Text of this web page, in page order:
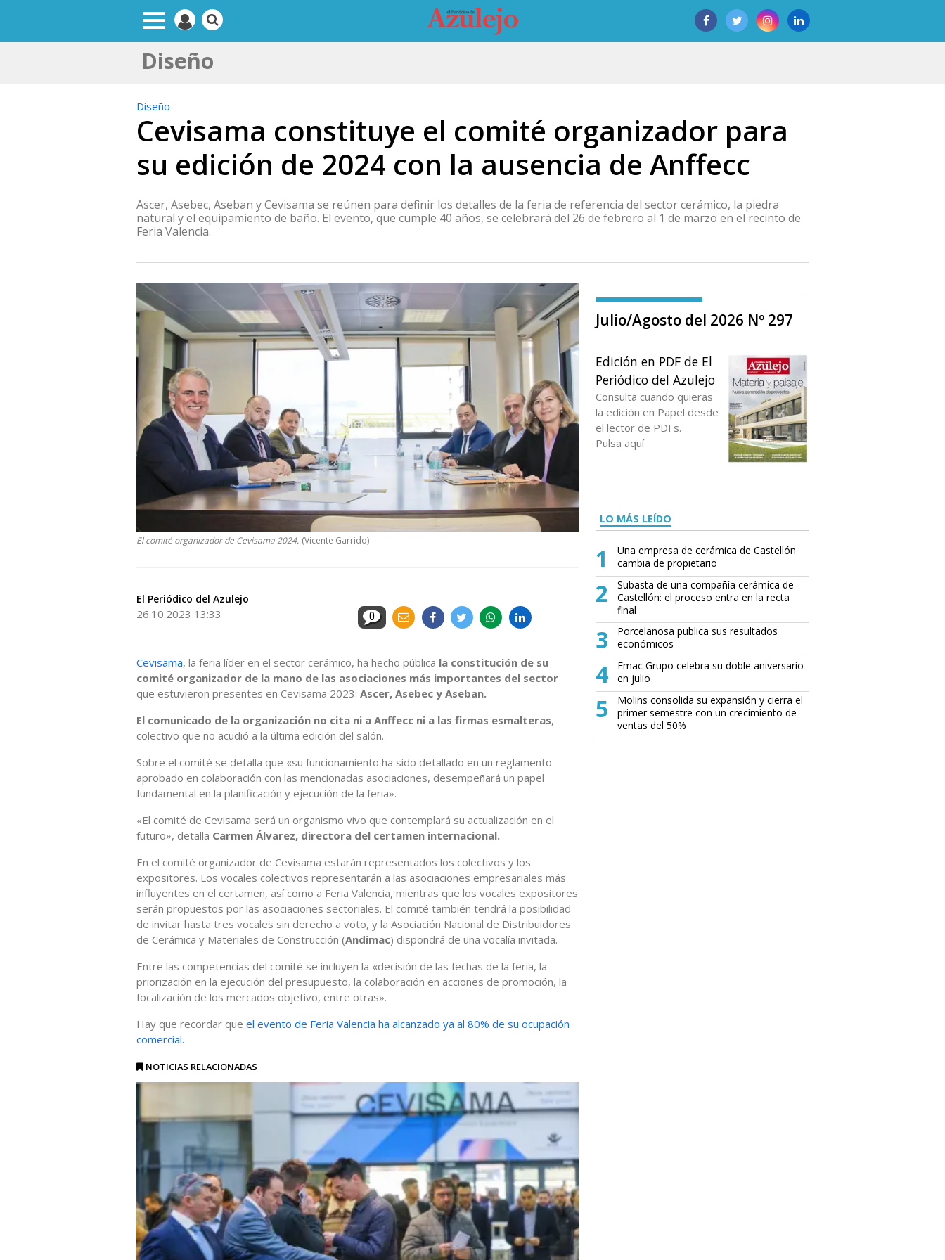
Diseño
Diseño
Cevisama constituye el comité organizador para
su edición de 2024 con la ausencia de Anffecc
Ascer, Asebec, Aseban y Cevisama se reúnen para definir los detalles de la feria de referencia del sector cerámico, la piedra
natural y el equipamiento de baño. El evento, que cumple 40 años, se celebrará del 26 de febrero al 1 de marzo en el recinto de
Feria Valencia.
El comité organizador de Cevisama 2024. (Vicente Garrido)
El Periódico del Azulejo
26.10.2023 13:33 0
Cevisama, la feria líder en el sector cerámico, ha hecho pública la constitución de su
comité organizador de la mano de las asociaciones más importantes del sector
que estuvieron presentes en Cevisama 2023: Ascer, Asebec y Aseban.
El comunicado de la organización no cita ni a Anffecc ni a las firmas esmalteras,
colectivo que no acudió a la última edición del salón.
Sobre el comité se detalla que «su funcionamiento ha sido detallado en un reglamento
aprobado en colaboración con las mencionadas asociaciones, desempeñará un papel
fundamental en la planificación y ejecución de la feria».
«El comité de Cevisama será un organismo vivo que contemplará su actualización en el
futuro», detalla Carmen Álvarez, directora del certamen internacional.
En el comité organizador de Cevisama estarán representados los colectivos y los
expositores. Los vocales colectivos representarán a las asociaciones empresariales más
influyentes en el certamen, así como a Feria Valencia, mientras que los vocales expositores
serán propuestos por las asociaciones sectoriales. El comité también tendrá la posibilidad
de invitar hasta tres vocales sin derecho a voto, y la Asociación Nacional de Distribuidores
de Cerámica y Materiales de Construcción (Andimac) dispondrá de una vocalía invitada.
Entre las competencias del comité se incluyen la «decisión de las fechas de la feria, la
priorización en la ejecución del presupuesto, la colaboración en acciones de promoción, la
focalización de los mercados objetivo, entre otras».
Hay que recordar que el evento de Feria Valencia ha alcanzado ya al 80% de su ocupación
comercial.
NOTICIAS RELACIONADAS
Julio/Agosto del 2026 Nº 297
Edición en PDF de El
Periódico del Azulejo
Consulta cuando quieras
la edición en Papel desde
el lector de PDFs.
Pulsa aquí
LO MÁS LEÍDO
1
Una empresa de cerámica de Castellón
cambia de propietario
2
Subasta de una compañía cerámica de
Castellón: el proceso entra en la recta
final
3
Porcelanosa publica sus resultados
económicos
4
Emac Grupo celebra su doble aniversario
en julio
5
Molins consolida su expansión y cierra el
primer semestre con un crecimiento de
ventas del 50%